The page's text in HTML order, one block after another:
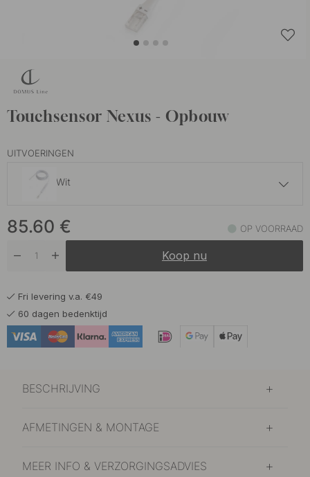
Touchsensor Nexus - Opbouw
UITVOERINGEN
Wit
Wit Op voorraad
85.60 € OP VOORRAAD
Koop nu
Fri levering v.a. €49
60 dagen bedenktijd
BESCHRIJVING
AFMETINGEN & MONTAGE
MEER INFO & VERZORGINGSADVIES